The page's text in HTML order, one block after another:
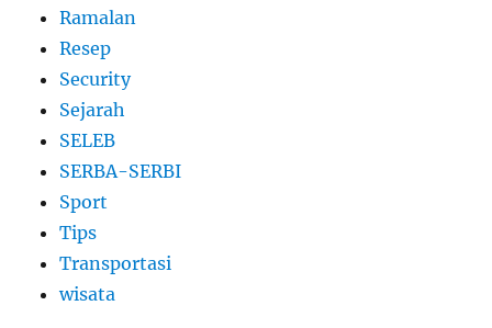
Ramalan
Resep
Security
Sejarah
SELEB
SERBA-SERBI
Sport
Tips
Transportasi
wisata